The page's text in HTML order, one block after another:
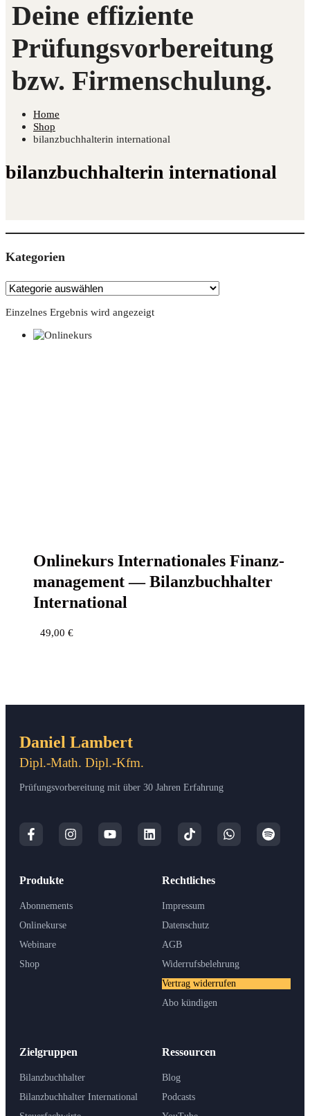
Home
Shop
bilanzbuchhalterin international
bilanzbuchhalterin international
Kate­go­rien
Einzelnes Ergebnis wird angezeigt
Online­kurs Inter­na­tio­na­les Finanz­
ma­nage­ment — Bilanz­buch­hal­ter
International
49,00 €
Daniel Lambert
Dipl.-Math. Dipl.-Kfm.
Prüfungsvorbereitung mit über 30 Jahren Erfahrung
Produkte
Abonnements
Onlinekurse
Webinare
Shop
Zielgruppen
Bilanzbuchhalter
Bilanzbuchhalter International
Ressourcen
Blog
Podcasts
Rechtliches
Impressum
Datenschutz
AGB
Widerrufsbelehrung
Vertrag widerrufen
Abo kündigen